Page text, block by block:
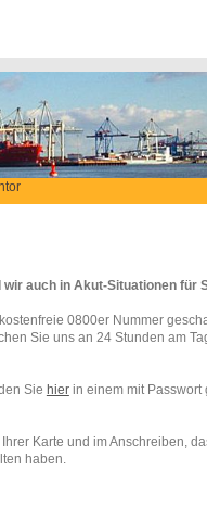
auch in Akut-Situationen für
0800er Nummer
Sie uns an 24 Stunden am
Sie hierin einem mit Passwort
Karte und im Anschreiben,
haben.